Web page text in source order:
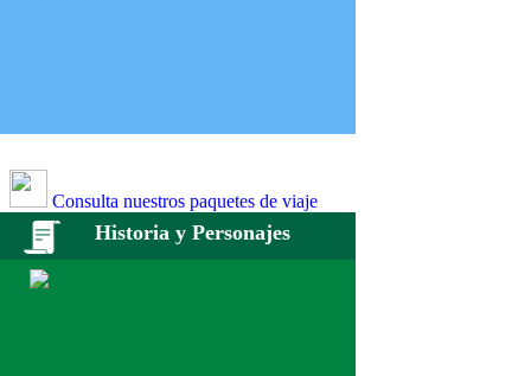
Consulta nuestros paquetes de viaje
Historia y Personajes